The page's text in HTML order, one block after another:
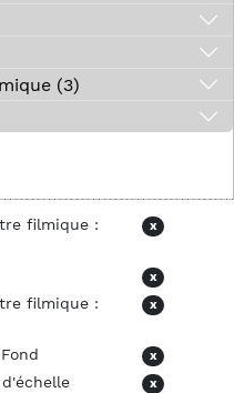
Outil, procédé, paramètre filmique (3)
filmique :
x
x
filmique :
x
x
x